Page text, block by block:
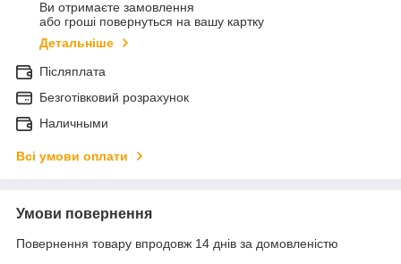
Ви отримаєте замовлення
або гроші повернуться на вашу картку
Детальніше
Післяплата
Безготівковий розрахунок
Наличными
Всі умови оплати
Умови повернення
Повернення товару впродовж 14 днів за домовленістю